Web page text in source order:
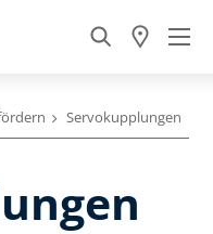
Servokupplungen